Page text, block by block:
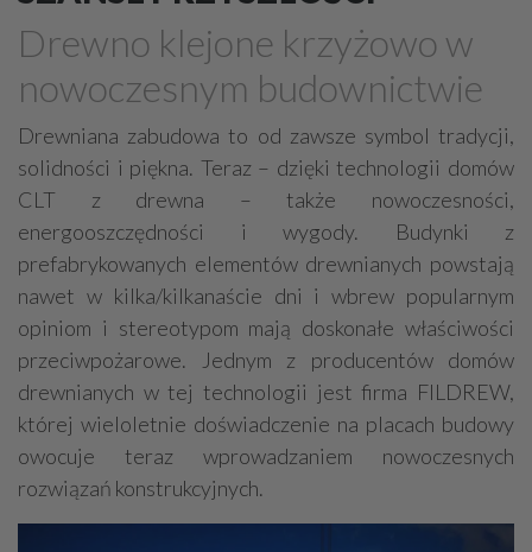
Architektoniczne, projektowe biura
Termoizolacja
Deweloperzy
Metaloplastyka, kowalstwo artystyczne
Garaże - budowa, sprzedaż
Domy ekologiczne
Uzdatnianie wody
Prace ziemne, fundamenty, wykopy
Ogrody zimowe
Obiekty rolnicze
Finanse
Elewacje, docieplenia
Stalowe konstrukcje
Remonty, renowacje
Osuszanie
Obiekty sportowe
Sauny, SPA
Ekspertyzy budowlane / ochrona środowiska
Drogi - budowa, sprzęt, usługi
Brukarstwo
Tartaki
Stolarskie usługi
Ślusarstwo, metale - obróbka
Drewno klejone krzyżowo w
nowoczesnym budownictwie
Drewniana zabudowa to od zawsze symbol tradycji,
solidności i piękna. Teraz – dzięki technologii domów
CLT z drewna – także nowoczesności,
energooszczędności i wygody. Budynki z
prefabrykowanych elementów drewnianych powstają
nawet w kilka/kilkanaście dni i wbrew popularnym
opiniom i stereotypom mają doskonałe właściwości
przeciwpożarowe. Jednym z producentów domów
drewnianych w tej technologii jest firma FILDREW,
której wieloletnie doświadczenie na placach budowy
owocuje teraz wprowadzaniem nowoczesnych
rozwiązań konstrukcyjnych.